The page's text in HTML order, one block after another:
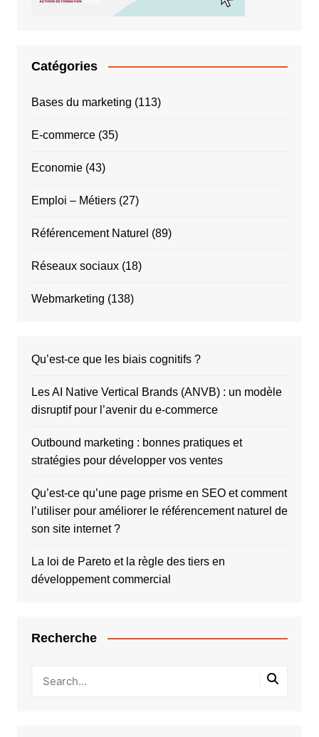
Catégories
Bases du marketing (113)
E-commerce(35)
Economie(43)
Emploi – Métiers(27)
Référencement Naturel (89)
Réseaux sociaux(18)
Webmarketing (138)
Qu’est-ce que les biais cognitifs ?
Les AI Native Vertical Brands (ANVB) : un modèle
disruptif pour l’avenir du e-commerce
Outbound marketing : bonnes pratiques et
stratégies pour développer vos ventes
Qu’est-ce qu’une page prisme en SEO et comment
l’utiliser pour améliorer le référencement naturel de
son site internet ?
La loi de Pareto et la règle des tiers en
développement commercial
Recherche